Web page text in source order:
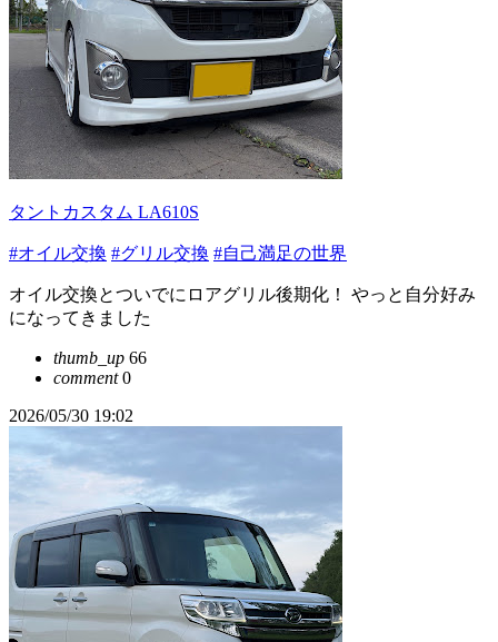
タントカスタム LA610S
#オイル交換 #グリル交換 #自己満足の世界
オイル交換とついでにロアグリル後期化！ やっと自分好み
になってきました
thumb_up 66
comment0
2026/05/30 19:02